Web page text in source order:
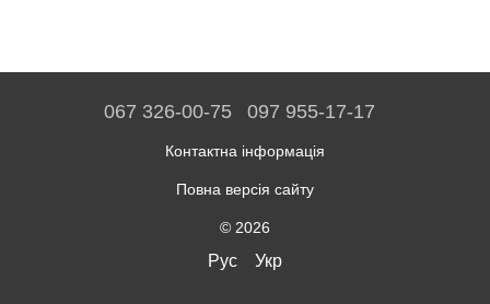
067 326-00-75 097 955-17-17
Контактна інформація
Повна версія сайту
© 2026
Рус Укр